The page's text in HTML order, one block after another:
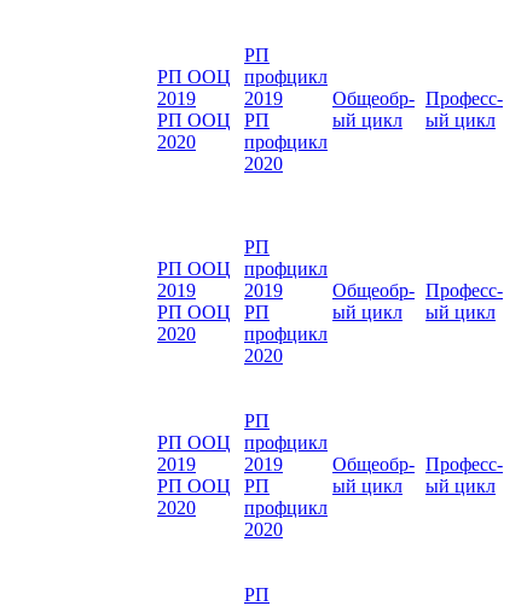
РП ООЦ
2019
РП ООЦ
2020
РП
профцикл
2019
РП
профцикл
2020
Общеобр-
ый цикл
Професс-
ый цикл
РП ООЦ
2019
РП ООЦ
2020
РП
профцикл
2019
РП
профцикл
2020
Общеобр-
ый цикл
Професс-
ый цикл
РП ООЦ
2019
РП ООЦ
2020
РП
профцикл
2019
РП
профцикл
2020
Общеобр-
ый цикл
Професс-
ый цикл
РП